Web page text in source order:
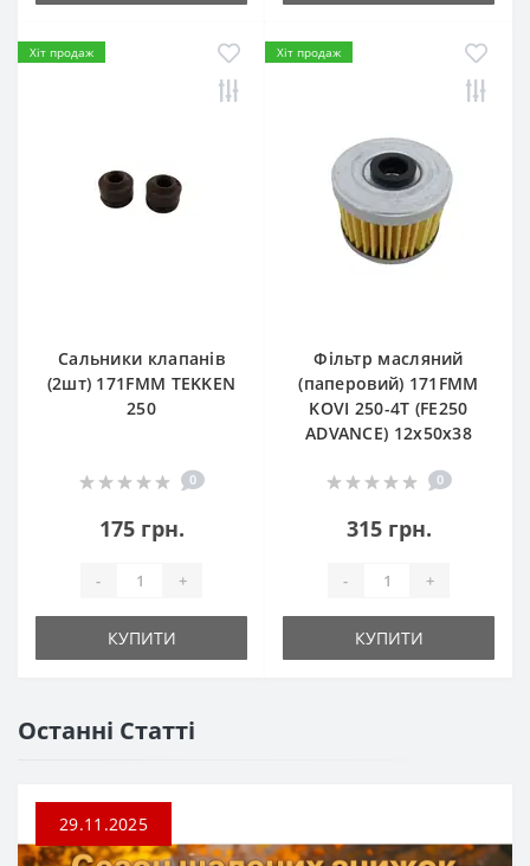
Хіт продаж
Сальники клапанів
(2шт) 171FMM TEKKEN
250
0
175 грн.
- +
КУПИТИ
Хіт продаж
Фільтр масляний
(паперовий) 171FMM
KOVI 250-4T (FE250
ADVANCE) 12х50х38
0
315 грн.
- +
КУПИТИ
Останні Статті
29.11.2025